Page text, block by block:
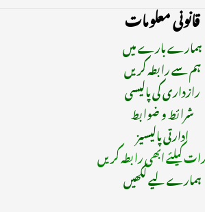
قانونی معلومات
ہمارے بارے میں
ہم سے رابطہ کریں
رازداری کی پالیسی
شرائط و ضوابط
ادارتی پالیسیز
کیلئے ابھی رابطہ کریں
ہمارے لیے لکھیں